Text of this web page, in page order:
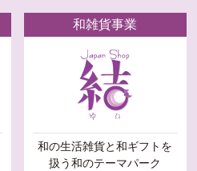
和雑貨事業
和の生活雑貨と和ギフトを
扱う和のテーマパーク